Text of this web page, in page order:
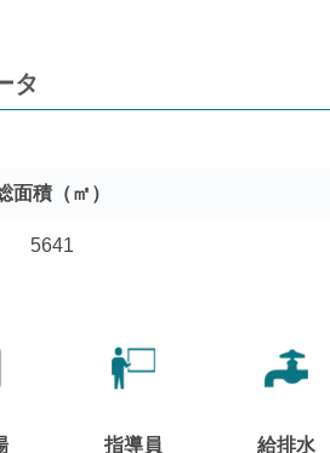
タ
面積（㎡）
5641
指導員 給排水